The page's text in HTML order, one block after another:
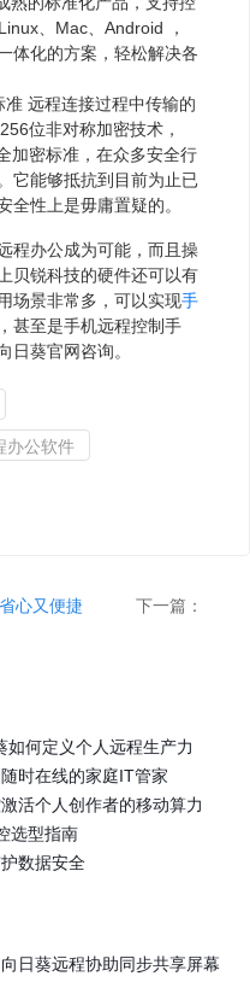
、Mac、Android ，
体化的方案，轻松解决各
准 远程连接过程中传输的
位非对称加密技术，
加密标准，在众多安全行
它能够抵抗到目前为止已
全性上是毋庸置疑的。
程办公成为可能，而且操
贝锐科技的硬件还可以有
场景非常多，可以实现手
甚至是手机远程控制手
日葵官网咨询。
办公软件
心又便捷 下一篇：
如何定义个人远程生产力
时在线的家庭IT管家
活个人创作者的移动算力
选型指南
数据安全
日葵远程协助同步共享屏幕